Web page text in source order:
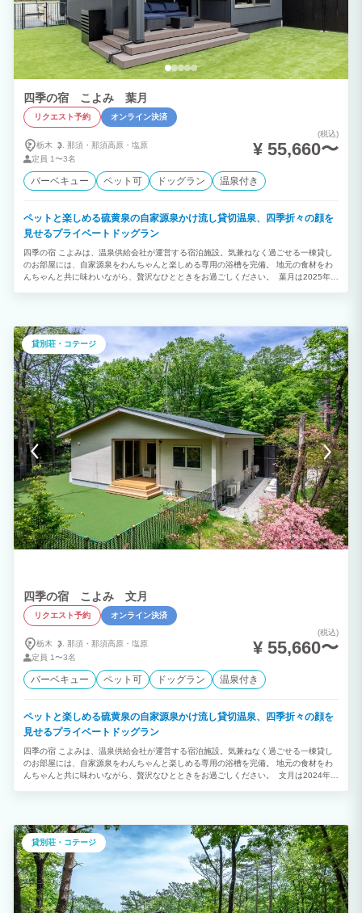
四季の宿 こよみ 葉月
リクエスト予約 オンライン決済
栃木 那須・ 那須高原・ 塩原
定員 1〜3名
(税込)
¥ 55,660〜
バーベキュー ペット可 ドッグラン 温泉付き
ペットと楽しめる硫黄泉の自家源泉かけ流し貸切温泉、四季折々の顔を
見せるプライベートドッグラン
四季の宿 こよみは、温泉供給会社が運営する宿泊施設。気兼ねなく過ごせる一棟貸し
のお部屋には、自家源泉をわんちゃんと楽しめる専用の浴槽を完備。 地元の食材をわ
んちゃんと共に味わいながら、贅沢なひとときをお過ごしください。 葉月は2025年7
ンには小型のわんちゃんでも走りやすい人工芝を採用。 お部屋の半露天風呂には段差
を設け、腰まで自家源泉の硫黄泉に浸かりながら、那須高原ならではの四季の移ろいを
お楽しみいただけます。
貸別荘・コテージ
四季の宿 こよみ 文月
リクエスト予約 オンライン決済
栃木 那須・ 那須高原・ 塩原
定員 1〜3名
(税込)
¥ 55,660〜
バーベキュー ペット可 ドッグラン 温泉付き
ペットと楽しめる硫黄泉の自家源泉かけ流し貸切温泉、四季折々の顔を
見せるプライベートドッグラン
四季の宿 こよみは、温泉供給会社が運営する宿泊施設。気兼ねなく過ごせる一棟貸し
のお部屋には、自家源泉をわんちゃんと楽しめる専用の浴槽を完備。 地元の食材をわ
んちゃんと共に味わいながら、贅沢なひとときをお過ごしください。 文月は2024年
ん、ワイン・シャンパングラスやカトラリーが充実しているため、那須高原の食材をご
自身で料理する楽しみも。シモンズのセミダブルサイズのベッドで、休息時間も妥協の
ない、贅沢な時間をお届けします。 カトラリーや食器類はすべて「鳴海製」で取り揃
えております。
貸別荘・コテージ